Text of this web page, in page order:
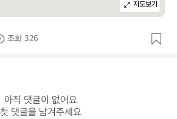
지도보기
조회 326
아직 댓글이 없어요
첫 댓글을 남겨주세요